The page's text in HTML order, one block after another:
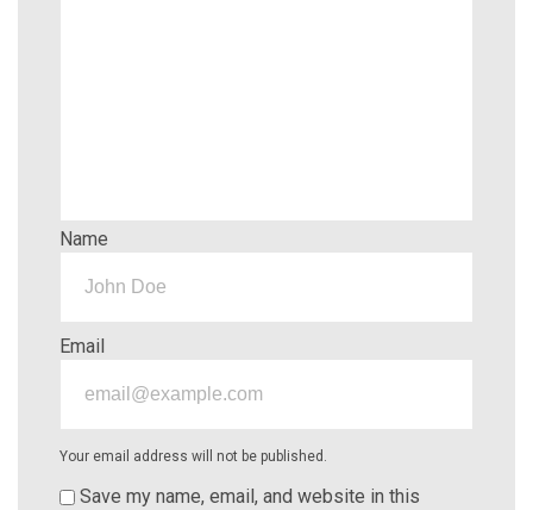
Name
Email
Your email address will not be published.
Save my name, email, and website in this